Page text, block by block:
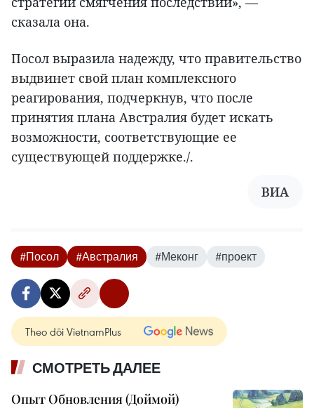
сказала она.
Посол выразила надежду, что правительство
выдвинет свой план комплексного
реагирования, подчеркнув, что после
принятия плана Австралия будет искать
возможности, соответствующие ее
существующей поддержке./.
ВИА
#Посол #Австралия #Меконг #проект
Theo dõi VietnamPlus
СМОТРЕТЬ ДАЛЕЕ
Опыт Обновления (Доймой)